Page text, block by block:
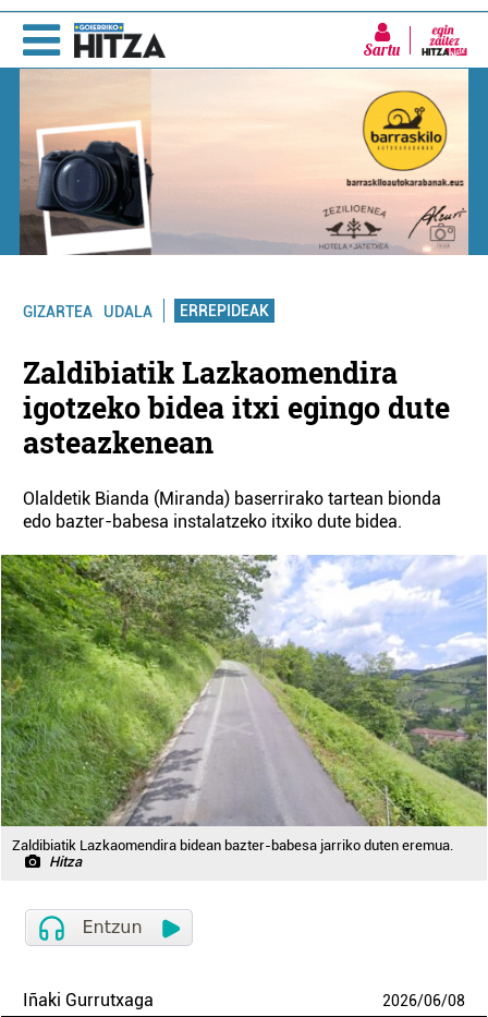
Sartu
GIZARTEA UDALA ERREPIDEAK
Zaldibiatik Lazkaomendira
igotzeko bidea itxi egingo dute
asteazkenean
Olaldetik Bianda (Miranda) baserrirako tartean bionda
edo bazter-babesa instalatzeko itxiko dute bidea.
Zaldibiatik Lazkaomendira bidean bazter-babesa jarriko duten eremua.
Hitza
Iñaki Gurrutxaga 2026/06/08